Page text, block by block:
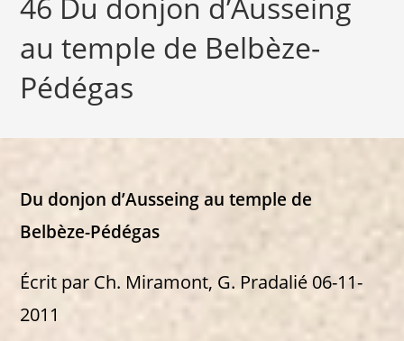
au temple de Belbèze-
Pédégas
Du donjon d’Ausseing au temple de
Belbèze-Pédégas
Écrit par Ch. Miramont, G. Pradalié 06-11-
2011